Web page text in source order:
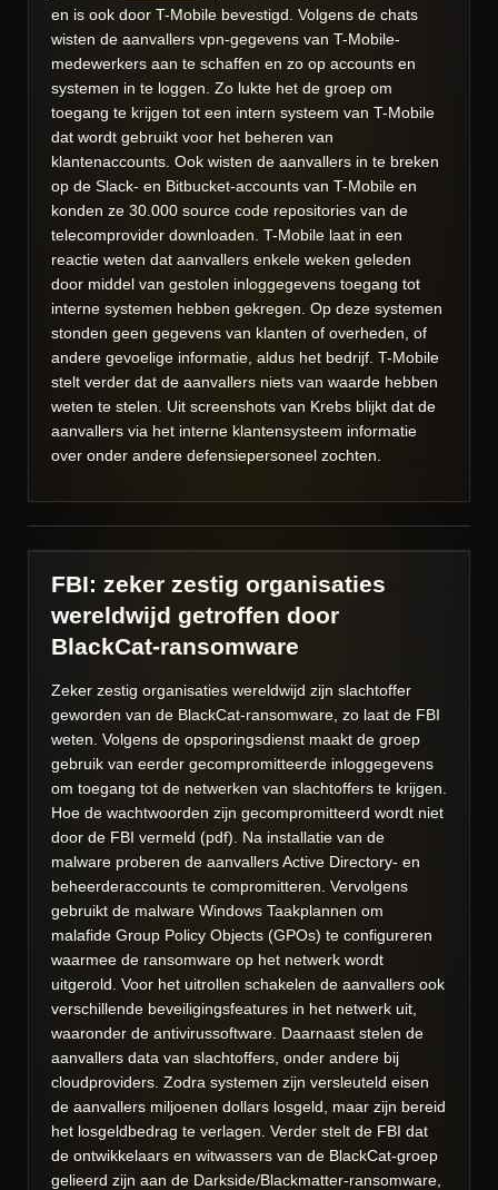
en is ook door T-Mobile bevestigd. Volgens de chats
wisten de aanvallers vpn-gegevens van T-Mobile-
medewerkers aan te schaffen en zo op accounts en
systemen in te loggen. Zo lukte het de groep om
toegang te krijgen tot een intern systeem van T-Mobile
dat wordt gebruikt voor het beheren van
klantenaccounts. Ook wisten de aanvallers in te breken
op de Slack- en Bitbucket-accounts van T-Mobile en
konden ze 30.000 source code repositories van de
telecomprovider downloaden. T-Mobile laat in een
reactie weten dat aanvallers enkele weken geleden
door middel van gestolen inloggegevens toegang tot
interne systemen hebben gekregen. Op deze systemen
stonden geen gegevens van klanten of overheden, of
andere gevoelige informatie, aldus het bedrijf. T-Mobile
stelt verder dat de aanvallers niets van waarde hebben
weten te stelen. Uit screenshots van Krebs blijkt dat de
aanvallers via het interne klantensysteem informatie
over onder andere defensiepersoneel zochten.
FBI: zeker zestig organisaties
wereldwijd getroffen door
BlackCat-ransomware
Zeker zestig organisaties wereldwijd zijn slachtoffer
geworden van de BlackCat-ransomware, zo laat de FBI
weten. Volgens de opsporingsdienst maakt de groep
gebruik van eerder gecompromitteerde inloggegevens
om toegang tot de netwerken van slachtoffers te krijgen.
Hoe de wachtwoorden zijn gecompromitteerd wordt niet
door de FBI vermeld (pdf). Na installatie van de
malware proberen de aanvallers Active Directory- en
beheerderaccounts te compromitteren. Vervolgens
gebruikt de malware Windows Taakplannen om
malafide Group Policy Objects (GPOs) te configureren
waarmee de ransomware op het netwerk wordt
uitgerold. Voor het uitrollen schakelen de aanvallers ook
verschillende beveiligingsfeatures in het netwerk uit,
waaronder de antivirussoftware. Daarnaast stelen de
aanvallers data van slachtoffers, onder andere bij
cloudproviders. Zodra systemen zijn versleuteld eisen
de aanvallers miljoenen dollars losgeld, maar zijn bereid
het losgeldbedrag te verlagen. Verder stelt de FBI dat
de ontwikkelaars en witwassers van de BlackCat-groep
gelieerd zijn aan de Darkside/Blackmatter-ransomware,